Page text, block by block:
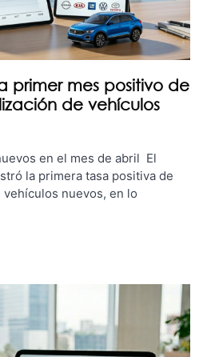
primer mes positivo de
de vehículos
en el mes de abril El
la primera tasa positiva de
nuevos, en lo